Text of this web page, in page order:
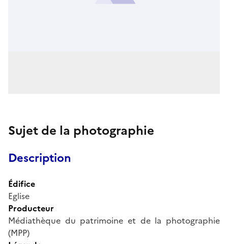
Sujet de la photographie
Description
Édifice
Eglise
Producteur
Médiathèque du patrimoine et de la photographie
(MPP)